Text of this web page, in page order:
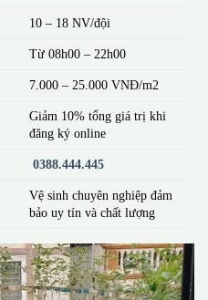
10 – 18 NV/đội
Từ 08h00 – 22h00
7.000 – 25.000 VNĐ/m2
Giảm 10% tổng giá trị khi
đăng ký online
0388.444.445
Vệ sinh chuyên nghiệp đảm
bảo uy tín và chất lượng